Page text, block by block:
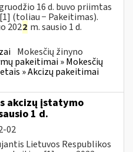
16 d. buvo priimtas
(toliau − Pakeitimas).
2022 m. sausio 1 d.
Mokesčių žinyno
pakeitimai » Mokesčių
» Akcizų pakeitimai
akcizų įstatymo
1 d.
02
Lietuvos Respublikos